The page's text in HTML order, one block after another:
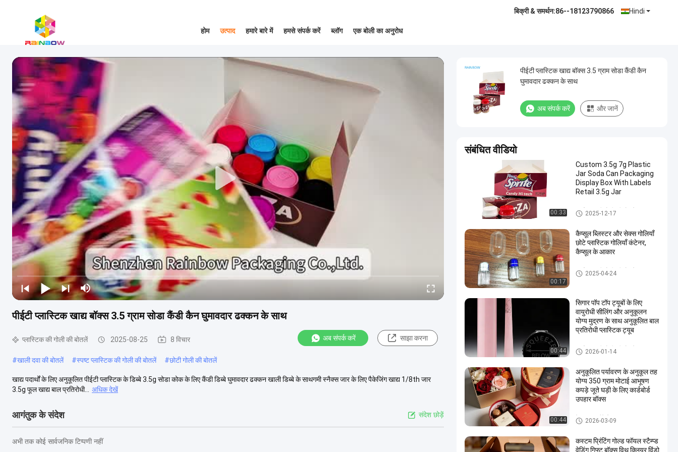
Hindi
बिक्री & समर्थन:86--18123790866
होम उत्पाद हमारे बारे में हमसे संपर्क करें ब्लॉग एक बोली का अनुरोध
पीईटी प्लास्टिक खाद्य बॉक्स 3.5 ग्राम सोडा कैंडी कैन घुमावदार ढक्कन के साथ
प्लास्टिक की गोली की बोतलें 2025-08-25 8 विचार अब संपर्क करें साझा करना
#खाली दवा की बोतलें #स्पष्ट प्लास्टिक की गोली की बोतलें #छोटी गोली की बोतलें
खाद्य पदार्थों के लिए अनुकूलित पीईटी प्लास्टिक के डिब्बे 3.5g सोडा कोक के लिए कैंडी डिब्बे घुमावदार ढक्कन खाली डिब्बे के साथगमी स्नैक्स जार के लिए पैकेजिंग खाद्य 1/8th जार
3.5g फूल खाद्य बाल प्रतिरोधी...
अधिक देखें
आगंतुक के संदेश संदेश छोड़ें
अभी तक कोई सार्वजनिक टिप्पणी नहीं
पीईटी प्लास्टिक खाद्य बॉक्स 3.5 ग्राम सोडा कैंडी कैन
घुमावदार ढक्कन के साथ
अब संपर्क करें और जानें
संबंधित वीडियो
00:33
Custom 3.5g 7g Plastic
Jar Soda Can Packaging
Display Box With Labels
Retail 3.5g Jar
प्लास्टिक की गोली की बोतलें
2025-12-17
00:17
कैप्सूल ब्लिस्टर और सेक्स गोलियाँ
छोटे प्लास्टिक गोलियाँ कंटेनर,
कैप्सूल के आकार
प्लास्टिक की गोली की बोतलें
2025-04-24
00:44
सिगार पॉप टॉप ट्यूबों के लिए
वायुरोधी सीलिंग और अनुकूलन
योग्य मुद्रण के साथ अनुकूलित बाल
प्रतिरोधी प्लास्टिक ट्यूब
प्लास्टिक की गोली की बोतलें
2026-01-14
00:44
अनुकूलित पर्यावरण के अनुकूल तह
योग्य 350 ग्राम मोटाई आभूषण
कपड़े जूते घड़ी के लिए कार्डबोर्ड
उपहार बॉक्स
पेपर बॉक्स पैकेजिंग
2026-03-09
कस्टम प्रिंटिंग गोल्ड फॉयल स्टैम्प्ड
वेडिंग गिफ्ट बॉक्स विथ क्लियर विंडो